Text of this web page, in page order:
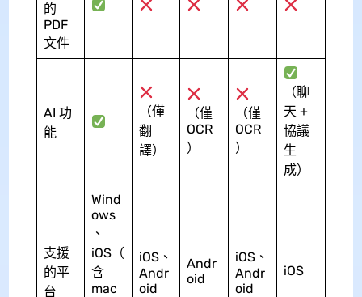
的
PDF
文件
AI 功
能
（僅
翻
譯）
（僅
OCR
）
（僅
OCR
）
（聊
天 +
協議
生
成）
支援
的平
台
Wind
ows
、
iOS（
含
mac
iOS、
Andr
oid
Andr
oid
iOS、
Andr
oid
iOS